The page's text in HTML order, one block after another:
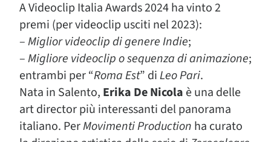
A Videoclip Italia Awards 2024 ha vinto 2
premi (per videoclip usciti nel 2023):
–Miglior videoclip di genere Indie;
–Migliore videoclip o sequenza di animazione;
entrambi per “Roma Est” diLeo Pari.
Nata in Salento, Erika De Nicola è una delle
art director più interessanti del panorama
italiano. PerMovimenti Production ha curato